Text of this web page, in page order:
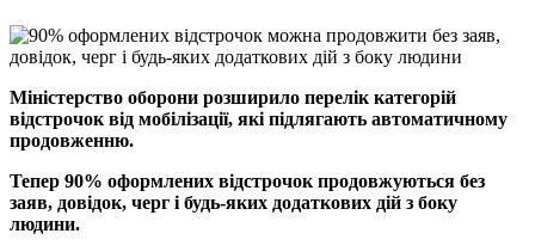
Міністерство оборони розширило перелік категорій
відстрочок від мобілізації, які підлягають автоматичному
продовженню.
Тепер 90% оформлених відстрочок продовжуються без
заяв, довідок, черг і будь-яких додаткових дій з боку
людини.